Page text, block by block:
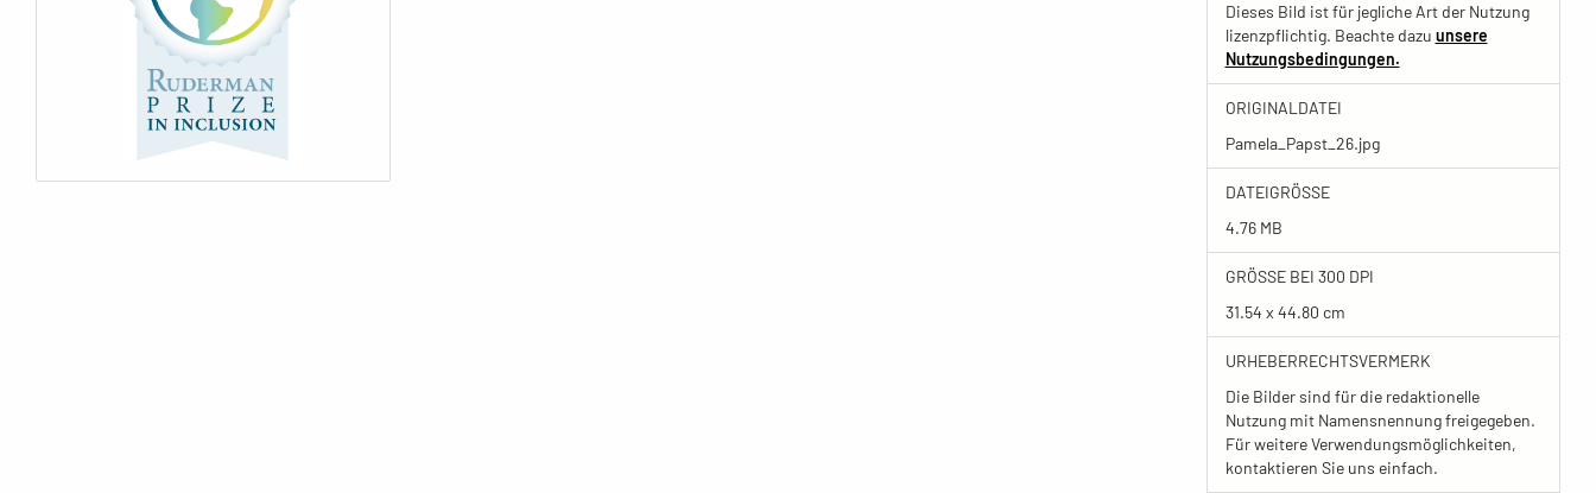
Dieses Bild ist für jegliche Art der Nutzung
lizenzpflichtig. Beachte dazu unsere
Nutzungsbedingungen.
ORIGINALDATEI
Pamela_Papst_26.jpg
DATEIGRÖSSE
4.76 MB
GRÖSSE BEI 300 DPI
31.54 x 44.80 cm
URHEBERRECHTSVERMERK
Die Bilder sind für die redaktionelle
Nutzung mit Namensnennung freigegeben.
Für weitere Verwendungsmöglichkeiten,
kontaktieren Sie uns einfach.